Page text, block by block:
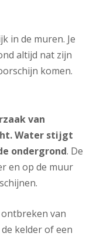
in de muren. Je
altijd nat zijn
komen.
van
Water stijgt
ondergrond. De
en op de muur
van
kelder of een